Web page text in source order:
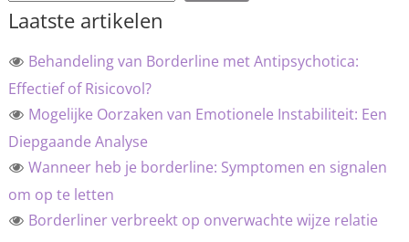
Laatste artikelen
Behandeling van Borderline met Antipsychotica:
Effectief of Risicovol?
Mogelijke Oorzaken van Emotionele Instabiliteit: Een
Diepgaande Analyse
Wanneer heb je borderline: Symptomen en signalen
om op te letten
Borderliner verbreekt op onverwachte wijze relatie